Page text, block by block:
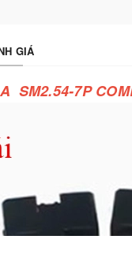
GIÁ
SM2.54-7P